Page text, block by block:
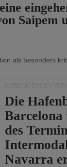
Saipem
als besonders
Die
des
Navarra